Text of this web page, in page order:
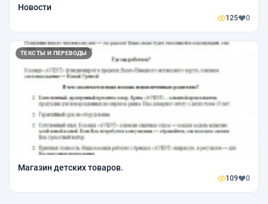
Новости
125 0
ТЕКСТЫ И ПЕРЕВОДЫ
Магазин детских товаров.
109 0